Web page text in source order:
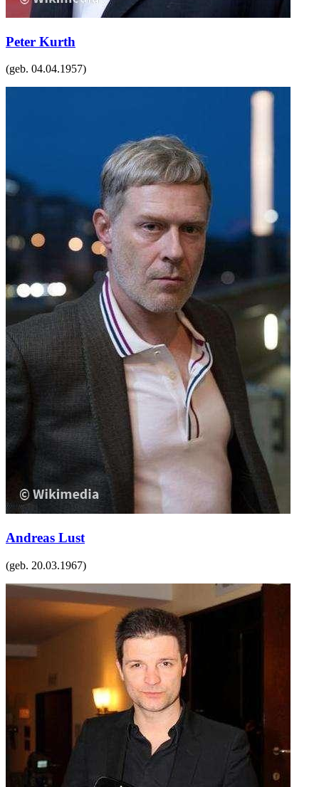
Peter Kurth
(geb. 04.04.1957)
Andreas Lust
(geb. 20.03.1967)